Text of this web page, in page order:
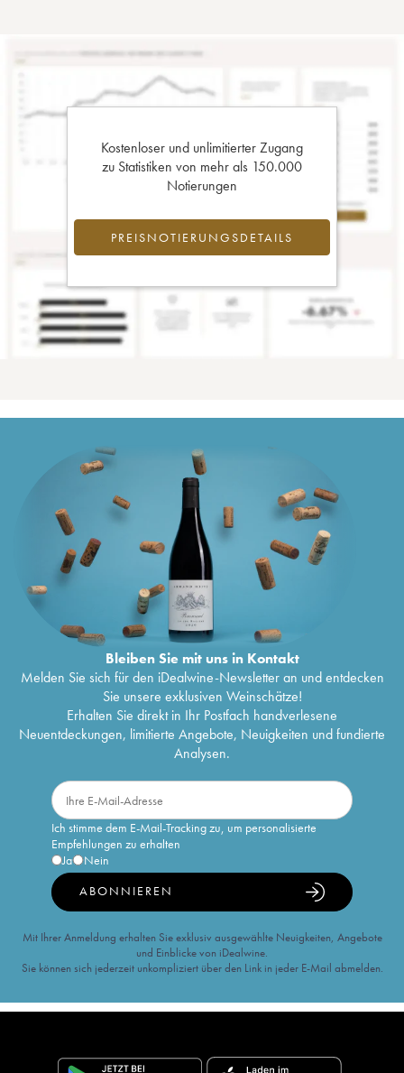
Kostenloser und unlimitierter Zugang
zu Statistiken von mehr als 150.000
Notierungen
PREISNOTIERUNGSDETAILS
Bleiben Sie mit uns in Kontakt
Melden Sie sich für den iDealwine-Newsletter an und entdecken
Sie unsere exklusiven Weinschätze!
Erhalten Sie direkt in Ihr Postfach handverlesene
Neuentdeckungen, limitierte Angebote, Neuigkeiten und fundierte
Analysen.
Ich stimme dem E-Mail-Tracking zu, um personalisierte
Empfehlungen zu erhalten
Ja
Nein
ABONNIEREN
Mit Ihrer Anmeldung erhalten Sie exklusiv ausgewählte Neuigkeiten, Angebote
und Einblicke von iDealwine.
Sie können sich jederzeit unkompliziert über den Link in jeder E-Mail abmelden.